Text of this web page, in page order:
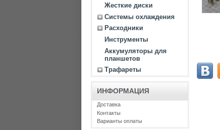
Жесткие диски
Системы охлаждения
Расходники
Инструменты
Аккумуляторы для
планшетов
Трафареты
ИНФОРМАЦИЯ
Доставка
Контакты
Варианты оплаты